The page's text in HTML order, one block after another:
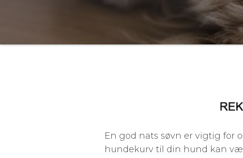
En god nats søvn er vigtig for
hundekurv til din hund kan